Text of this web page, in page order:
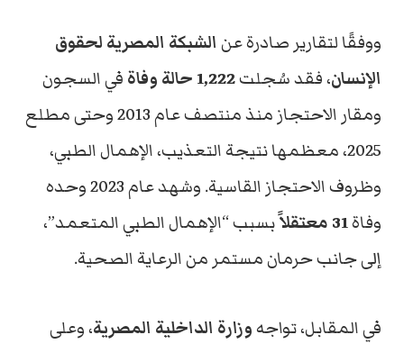
ووفقًا لتقارير صادرة عن الشبكة المصرية لحقوق
الإنسان، فقد سُجلت1,222 حالة وفاة
في السجون
ومقار الاحتجاز منذ منتصف عام 2013 وحتى مطلع
2025، معظمها نتيجة التعذيب، الإهمال الطبي،
وظروف الاحتجاز القاسية. وشهد عام 2023 وحده
وفاة31 معتقلاً
بسبب “الإهمال الطبي المتعمد”،
إلى جانب حرمان مستمر من الرعاية الصحية.
في المقابل، تواجهوزارة الداخلية المصرية، وعلى